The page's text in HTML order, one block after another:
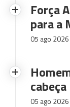
Força
para a
05 ago 2026
cabeça
05 ago 2026